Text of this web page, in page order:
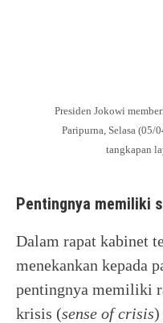
Presiden Jokowi
Paripurna, Selasa (05/
tangkapan
Pentingnya memiliki
Dalam rapat kabinet
menekankan kepada
pentingnya memiliki
krisis (sense of crisis)